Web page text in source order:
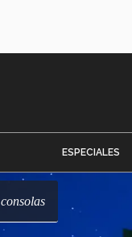
ESPECIALES